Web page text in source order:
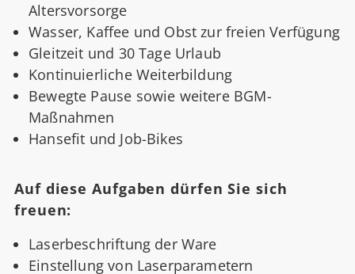
Altersvorsorge
Wasser, Kaffee und Obst zur freien Verfügung
Gleitzeit und 30 Tage Urlaub
Kontinuierliche Weiterbildung
Bewegte Pause sowie weitere BGM-
Maßnahmen
Hansefit und Job-Bikes
Auf diese Aufgaben dürfen Sie sich
freuen:
Laserbeschriftung der Ware
Einstellung von Laserparametern